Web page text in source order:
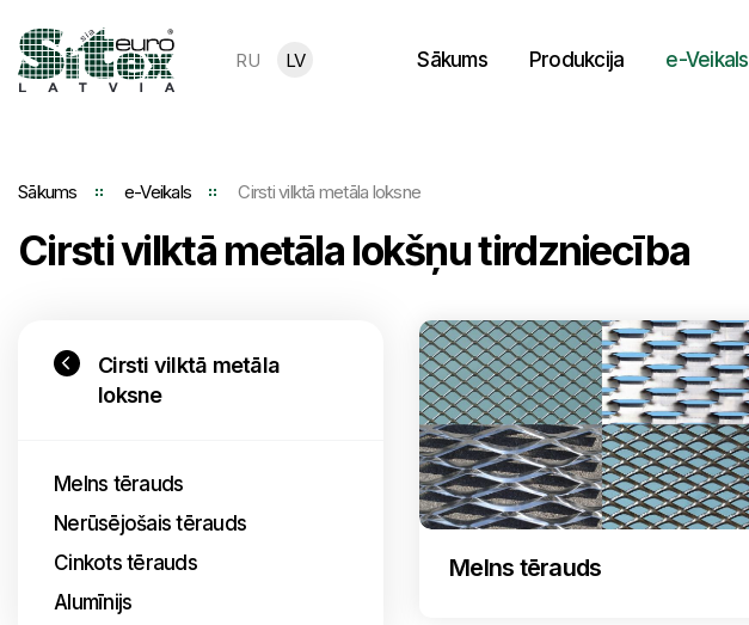
RU LV Sākums Produkcija e-Veikals
Sākums e-Veikals Cirsti vilktā metāla loksne
Cirsti vilktā metāla lokšņu tirdzniecība
Cirsti vilktā metāla
loksne
Melns tērauds
Nerūsējošais tērauds
Cinkots tērauds
Alumīnijs
Melns tērauds